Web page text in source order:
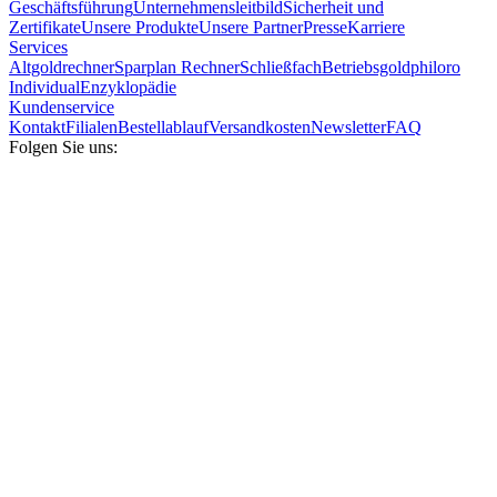
GeschäftsführungUnternehmensleitbildSicherheit und
ZertifikateUnsere ProdukteUnsere PartnerPresseKarriere
Services
AltgoldrechnerSparplan RechnerSchließfachBetriebsgoldphiloro
IndividualEnzyklopädie
Kundenservice
KontaktFilialenBestellablaufVersandkostenNewsletterFAQ
Folgen Sie uns: